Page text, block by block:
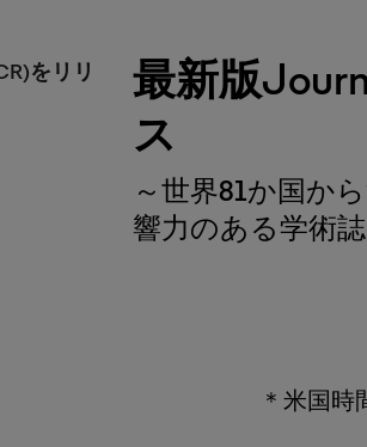
をリリ
最新版
ス
～世界81か国か
響力のある学術
＊米国時